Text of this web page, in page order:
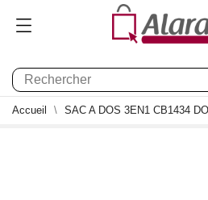
Accueil SAC A DOS 3EN1 CB1434